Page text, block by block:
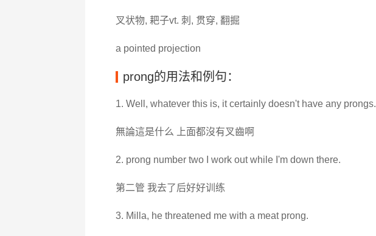
叉状物, 耙子vt. 刺, 贯穿, 翻掘
a pointed projection
prong的用法和例句：
1. Well, whatever this is, it certainly doesn't have any prongs.
無論這是什么 上面都沒有叉齒啊
2. prong number two I work out while I'm down there.
第二管 我去了后好好训练
3. Milla, he threatened me with a meat prong.